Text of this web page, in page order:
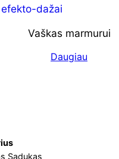
Vaškas marmurui
Daugiau
Sadukas